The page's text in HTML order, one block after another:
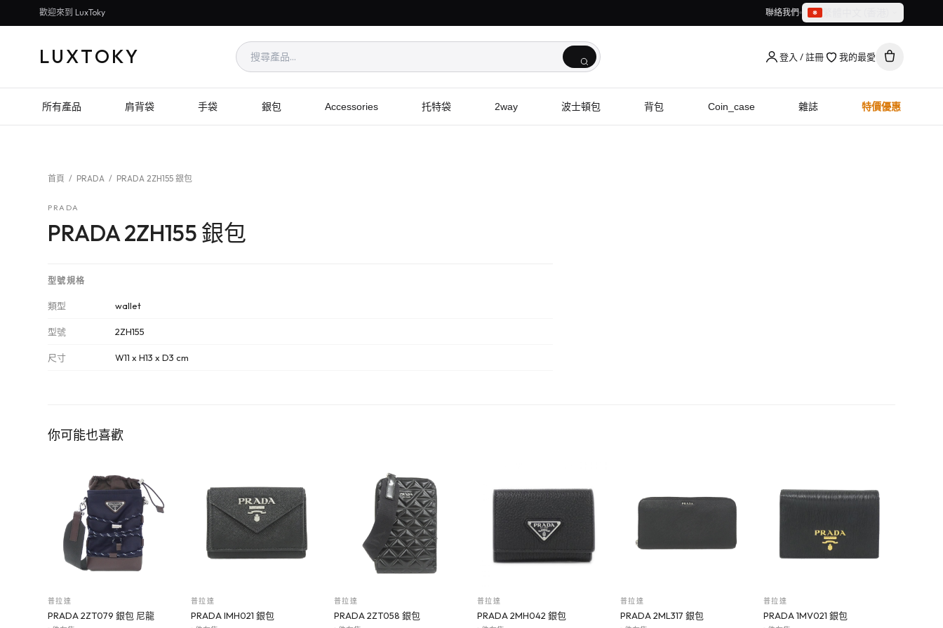
歡迎來到 LuxToky 聯絡我們
繁體中文（香港）
LUXTOKY 登入 / 註冊 我的最愛
所有產品 肩背袋 手袋 銀包 Accessories 托特袋 2way 波士頓包 背包 Coin_case 雜誌 特價優惠
首頁 / PRADA / PRADA 2ZH155 銀包
PRADA
PRADA 2ZH155 銀包
型號規格
類型 wallet
型號 2ZH155
尺寸 W11 x H13 x D3 cm
你可能也喜歡
普拉達
PRADA 2ZT079 銀包 尼龍
普拉達
PRADA IMH021 銀包
普拉達
PRADA 2ZT058 銀包
普拉達
PRADA 2MH042 銀包
普拉達
PRADA 2ML317 銀包
普拉達
PRADA 1MV021 銀包